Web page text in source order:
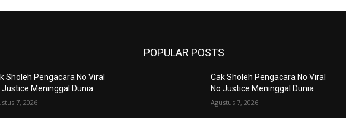
Sholeh Pengacara No Viral
Justice Meninggal Dunia
7, 2026
POPULAR POSTS
Cak Sholeh Pengacara No Viral
No Justice Meninggal Dunia
Agustus 7, 2026